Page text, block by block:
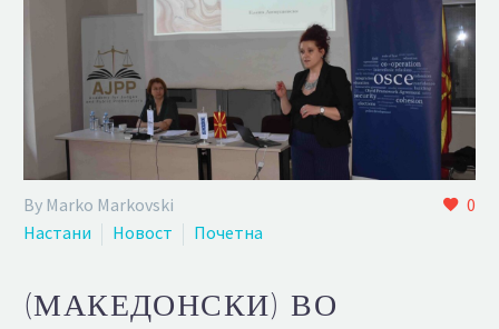
0
By Marko Markovski
Настани
Новост Почетна
(МАКЕДОНСКИ) ВО